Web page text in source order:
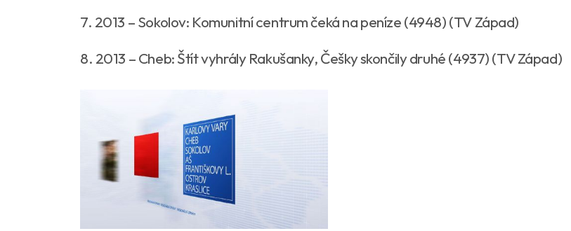
7. 2013 – Sokolov: Komunitní centrum čeká na peníze (4948) (TV Západ)
8. 2013 – Cheb: Štít vyhrály Rakušanky, Češky skončily druhé (4937) (TV Západ)